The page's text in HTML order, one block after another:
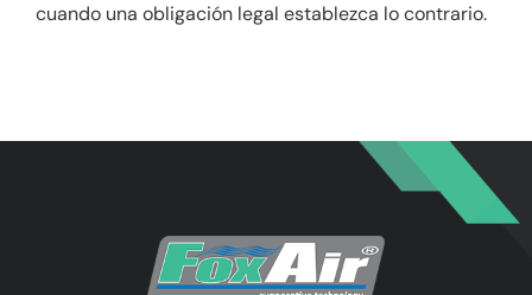
cuando una obligación legal establezca lo contrario.